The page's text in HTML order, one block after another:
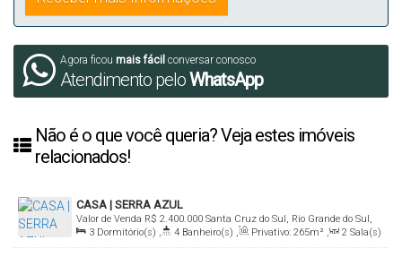
Agora ficou mais fácil conversar conosco
Atendimento peloWhatsApp
Não é o que você queria? Veja estes imóveis
relacionados!
CASA | SERRA AZUL
R$ 2.400.000
Valor de Venda
Santa Cruz do Sul, Rio Grande do Sul,
Brasil
3 Dormitório(s) , 4 Banheiro(s) , Privativo: 265m² , 2 Sala(s)
,
3 Suíte(s) , 3 Vaga(s) , Terreno: 418m² ,
Comprimento: